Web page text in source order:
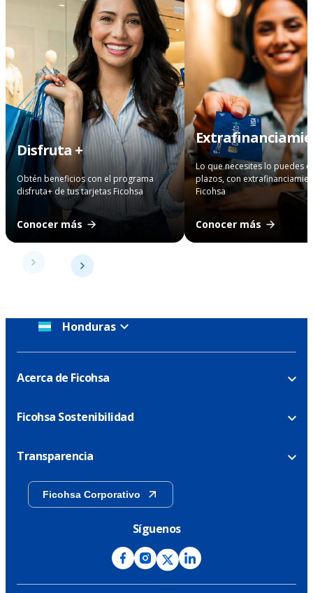
Disfruta +
Obtén beneficios con el programa
disfruta+ de tus tarjetas Ficohsa
Conocer más
Lo que necesites lo puedes
plazos, con
Ficohsa
Conocer más
Honduras
Acerca de Ficohsa
Ficohsa Sostenibilidad
Transparencia
Ficohsa Corporativo
Síguenos